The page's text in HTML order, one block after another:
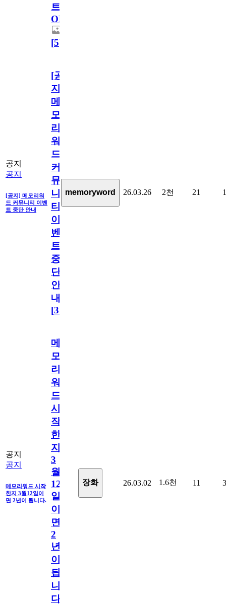
트
OPEN!
[5]
공지
공지
[공지] 메모리워
드 커뮤니티 이벤
트 중단 안내
[공
지]
메
모
리
워
드
커
뮤
니
티
이
벤
트
중
단
안
내
[31
memoryword 26.03.26 2천 21 1
공지
공지
메모리워드 시작
한지 3월12일이
면 2년이 됩니다.
메
모
리
워
드
시
작
한
지
3
월
12
일
이
면
2
년
이
됩
니
다.
장화 26.03.02 1.6천 11 3